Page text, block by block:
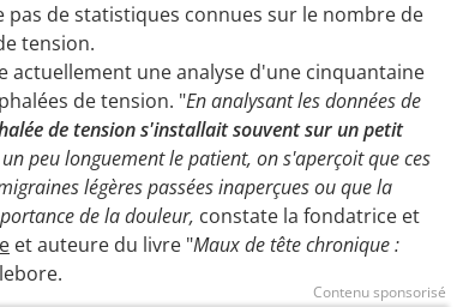
de statistiques connues sur le nombre de
tension.
actuellement une analyse d'une cinquantaine
de tension. "En analysant les données de
de tension s'installait souvent sur un petit
peu longuement le patient, on s'aperçoit que ces
légères passées inaperçues ou que la
de la douleur, constate la fondatrice et
et auteure du livre "Maux de tête chronique :
Contenu sponsorisé